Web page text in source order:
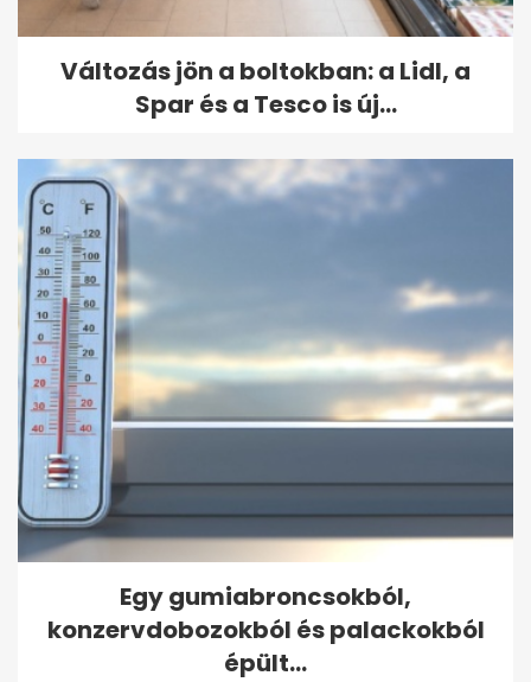
Változás jön a boltokban: a Lidl, a
Spar és a Tesco is új...
Egy gumiabroncsokból,
konzervdobozokból és palackokból
épült...